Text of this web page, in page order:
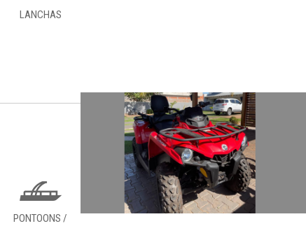
LANCHAS
PONTOONS /